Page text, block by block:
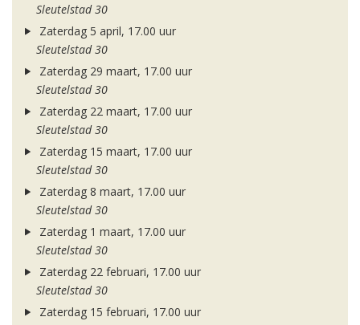
Sleutelstad 30
Zaterdag 5 april, 17.00 uur
Sleutelstad 30
Zaterdag 29 maart, 17.00 uur
Sleutelstad 30
Zaterdag 22 maart, 17.00 uur
Sleutelstad 30
Zaterdag 15 maart, 17.00 uur
Sleutelstad 30
Zaterdag 8 maart, 17.00 uur
Sleutelstad 30
Zaterdag 1 maart, 17.00 uur
Sleutelstad 30
Zaterdag 22 februari, 17.00 uur
Sleutelstad 30
Zaterdag 15 februari, 17.00 uur